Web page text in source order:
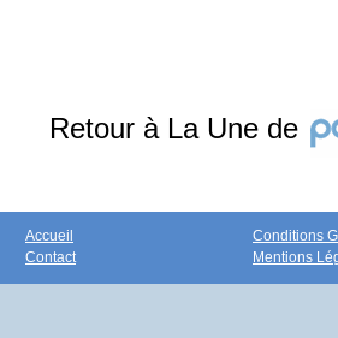
Retour à La Une de
Accueil
Contact
Conditions
Mentions